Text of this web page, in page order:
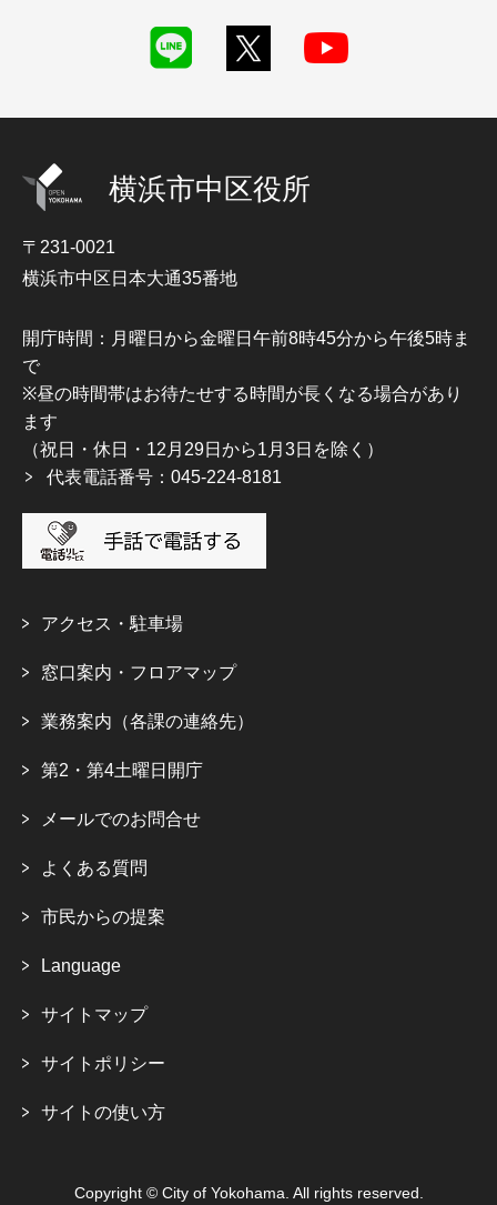
横浜市中区役所
〒231-0021
横浜市中区日本大通35番地
開庁時間：月曜日から金曜日午前8時45分から午後5時ま
で
※昼の時間帯はお待たせする時間が長くなる場合があり
ます
（祝日・休日・12月29日から1月3日を除く）
代表電話番号：045-224-8181
アクセス・駐車場
窓口案内・フロアマップ
業務案内（各課の連絡先）
第2・第4土曜日開庁
メールでのお問合せ
よくある質問
市民からの提案
Language
サイトマップ
サイトポリシー
サイトの使い方
Copyright © City of Yokohama. All rights reserved.